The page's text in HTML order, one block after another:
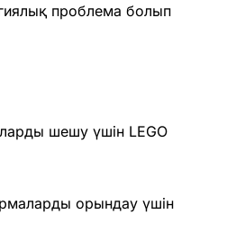
проблема болып
шешу үшін LEGO
орындау үшін